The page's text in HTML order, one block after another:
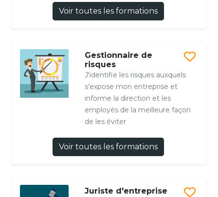
Voir toutes les formations
Gestionnaire de
risques
J'identifie les risques auxquels
s'expose mon entreprise et
informe la direction et les
employés de la meilleure façon
de les éviter
Voir toutes les formations
Juriste d'entreprise